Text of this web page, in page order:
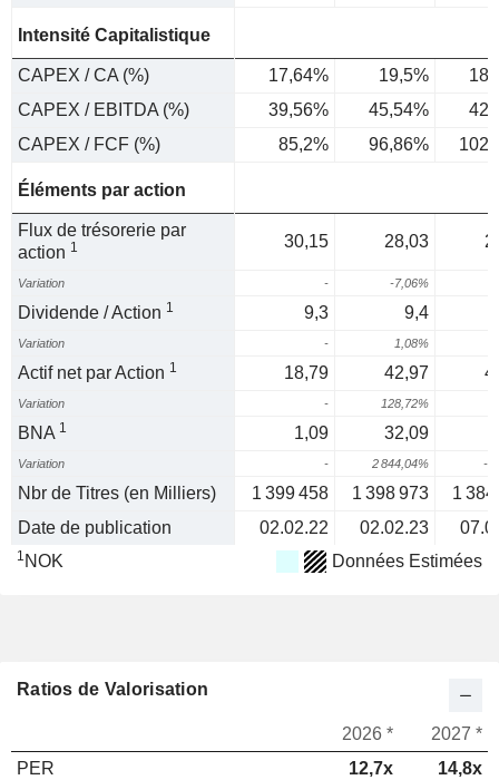
Intensité Capitalistique
CAPEX / CA (%) 17,64% 19,5%
CAPEX / EBITDA (%)
39,56% 45,54%
CAPEX / FCF (%)
85,2% 96,86%
Éléments par action
Flux de trésorerie par
action 1 30,15 28,03
Variation - -7,06%
Dividende / Action 1 9,3 9,4
Variation - 1,08%
Actif net par Action 1 18,79 42,97
Variation - 128,72%
BNA 1 1,09 32,09
Variation - 2 844,04% -
Nbr de Titres (en Milliers) 1 399 458 1 398 973
1
Date de publication
02.02.22 02.02.23
1 NOK Données Estimées
Ratios de Valorisation
2026 *
2027 *
PER
12,7x 14,8x